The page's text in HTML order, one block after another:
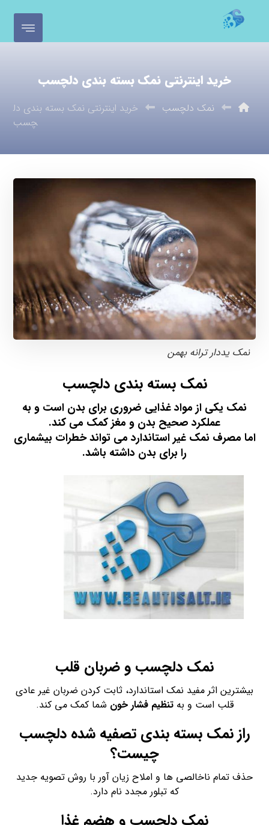
خرید اینترنتی نمک بسته بندی دلچسب
نمک دلچسب
خرید اینترنتی نمک بسته بندی دل
چسب
نمک یددار ترانه بهمن
نمک بسته بندی دلچسب
نمک یکی از مواد غذایی ضروری برای بدن است و به
عملکرد صحیح بدن و مغز کمک می کند.
اما مصرف نمک غیر استاندارد می تواند خطرات بیشماری
را برای بدن داشته باشد.
نمک دلچسب و ضربان قلب
بیشترین اثر مفید نمک استاندارد، ثابت کردن ضربان غیر عادی
قلب است و بهتنظیم فشار خون شما کمک می کند.
راز نمک بسته بندی تصفیه شده دلچسب
چیست؟
حذف تمام ناخالصی ها و املاح زیان آور با روش تصویه جدید
که تبلور مجدد نام دارد.